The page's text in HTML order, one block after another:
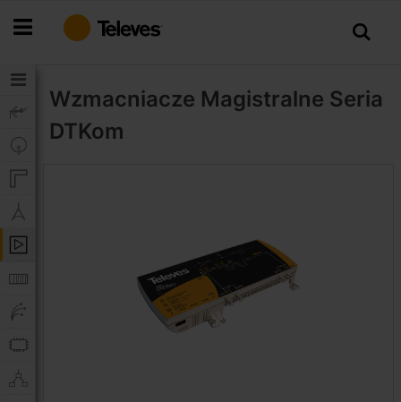
do
Wzmacniacze Magistralne Seria
DTKom